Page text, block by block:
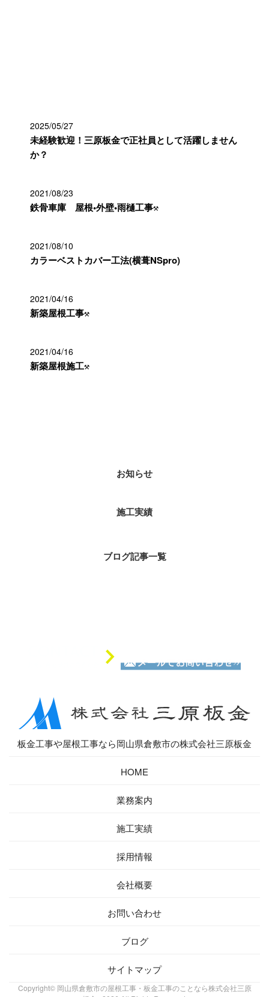
2025/05/27
未経験歓迎！三原板金で正社員として活躍しません
か？
2021/08/23
鉄骨車庫 屋根•外壁•雨樋工事⚒
2021/08/10
カラーベストカバー工法(横葺NSpro)
2021/04/16
新築屋根工事⚒
2021/04/16
新築屋根施工⚒
お知らせ
施工実績
ブログ記事一覧
板金工事や屋根工事なら岡山県倉敷市の株式会社三原板金
HOME
業務案内
施工実績
採用情報
会社概要
お問い合わせ
ブログ
サイトマップ
Copyright© 岡山県倉敷市の屋根工事・板金工事のことなら株式会社三原